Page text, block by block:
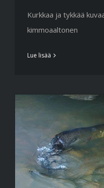
Kurkkaa ja tykkää
kimmoaaltonen
Lue lisää